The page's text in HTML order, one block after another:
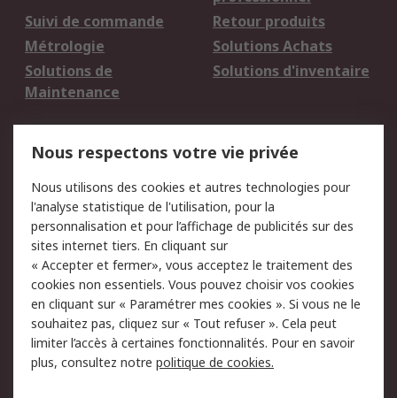
Suivi de commande
Retour produits
Métrologie
Solutions Achats
Solutions de
Maintenance
Solutions d'inventaire
du site
Politique de protection
des données - Mise à
jour
Sécurité des E-mails
Conditions générales
de vente
Politique anti-
corruption
Campagnes marketing
A propos de RS
Nous respectons votre vie privée
Nous utilisons des cookies et autres technologies pour
l'analyse statistique de l'utilisation, pour la
personnalisation et pour l’affichage de publicités sur des
sites internet tiers. En cliquant sur
« Accepter et fermer», vous acceptez le traitement des
cookies non essentiels. Vous pouvez choisir vos cookies
en cliquant sur « Paramétrer mes cookies ». Si vous ne le
souhaitez pas, cliquez sur « Tout refuser ». Cela peut
limiter l’accès à certaines fonctionnalités. Pour en savoir
plus, consultez notre politique de cookies.